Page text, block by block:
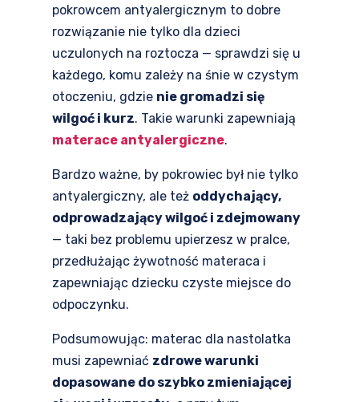
pokrowcem antyalergicznym to dobre
rozwiązanie nie tylko dla dzieci
uczulonych na roztocza — sprawdzi się u
każdego, komu zależy na śnie w czystym
otoczeniu, gdzie nie gromadzi się
wilgoć i kurz. Takie warunki zapewniają
materace antyalergiczne.
Bardzo ważne, by pokrowiec był nie tylko
antyalergiczny, ale też oddychający,
odprowadzający wilgoć i zdejmowany
— taki bez problemu upierzesz w pralce,
przedłużając żywotność materaca i
zapewniając dziecku czyste miejsce do
odpoczynku.
Podsumowując: materac dla nastolatka
musi zapewniać zdrowe warunki
dopasowane do szybko zmieniającej